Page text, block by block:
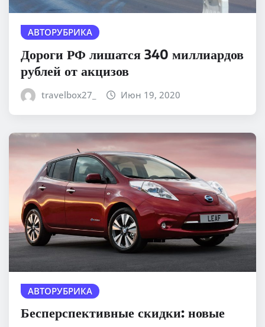
АВТОРУБРИКА
Дороги РФ лишатся 340 миллиардов
рублей от акцизов
travelbox27_ Июн 19, 2020
АВТОРУБРИКА
Бесперспективные скидки: новые